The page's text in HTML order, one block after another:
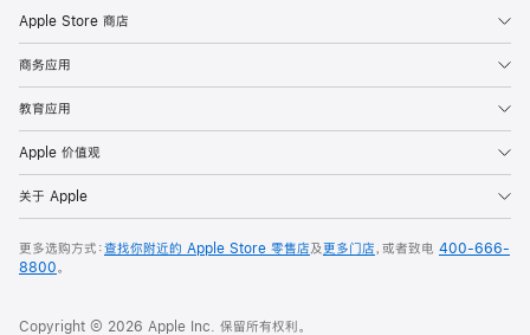
Apple Store 商店
商务应用
教育应用
Apple 价值观
关于 Apple
更多选购方式：查找你附近的 Apple Store 零售店及更多门店，或者致电 400-666-
8800。
Copyright © 2026 Apple Inc. 保留所有权利。